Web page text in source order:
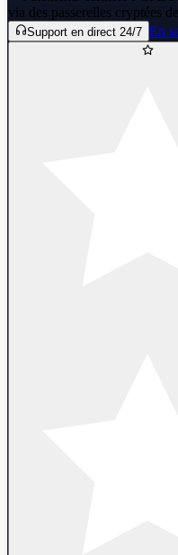
via des passerelles cryptées
Support en direct 24/7 En